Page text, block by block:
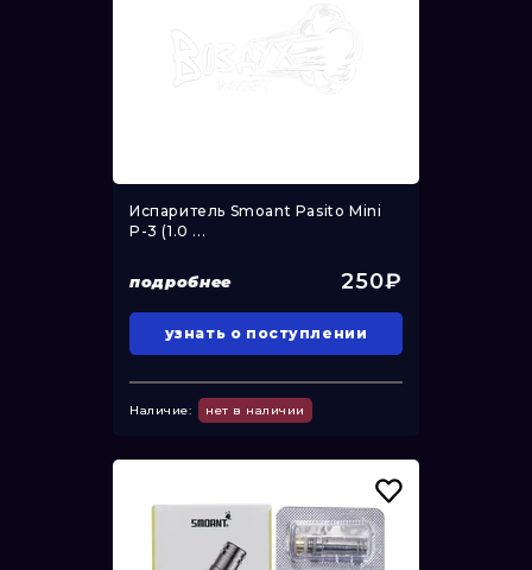
Испаритель Smoant Pasito Mini
P-3 (1.0 ...
подробнее 250₽
узнать о поступлении
Наличие: нет в наличии